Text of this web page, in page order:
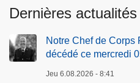
Dernières actualités
Notre Chef de Corps
décédé ce mercredi
Jeu 6.08.2026 - 8:41